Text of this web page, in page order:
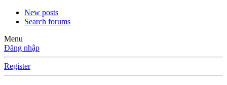
New posts
Search forums
Menu
Đăng nhập
Register